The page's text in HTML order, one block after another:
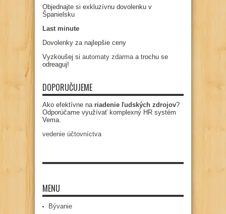
Objednajte si exkluzívnu dovolenku v
Španielsku
Last minute
Dovolenky za najlepšie ceny
Vyzkoušej si automaty zdarma a trochu se
odreaguj!
DOPORUČUJEME
Ako efektívne na riadenie ľudských zdrojov?
Odporúčame využívať komplexný HR systém
Vema.
vedenie účtovníctva
MENU
Bývanie